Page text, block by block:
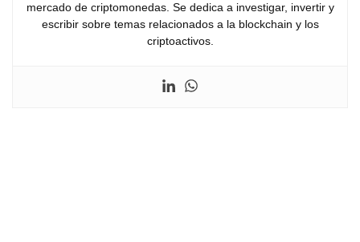
mercado de criptomonedas. Se dedica a investigar, invertir y
escribir sobre temas relacionados a la blockchain y los
criptoactivos.